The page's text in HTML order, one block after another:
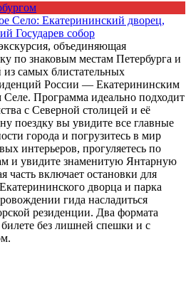
Село: Екатерининский дворец,
Государев собор
объединяющая
по знаковым местам Петербурга и
из самых блистательных
России — Екатерининским
Программа идеально подходит
с Северной столицей и её
поездку вы увидите все главные
города и погрузитесь в мир
интерьеров, прогуляетесь по
и увидите знаменитую Янтарную
часть включает остановки для
дворца и парка
гида насладиться
резиденции. Два формата
без лишней спешки и с